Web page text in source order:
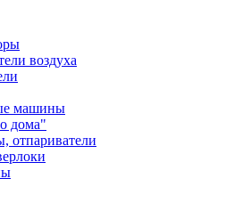
воздуха
машины
дома"
отпариватели